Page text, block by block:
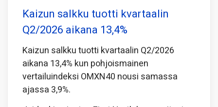
Kaizun salkku tuotti kvartaalin
Q2/2026 aikana 13,4%
Kaizun salkku tuotti kvartaalin Q2/2026
aikana 13,4% kun pohjoismainen
vertailuindeksi OMXN40 nousi samassa
ajassa 3,9%.